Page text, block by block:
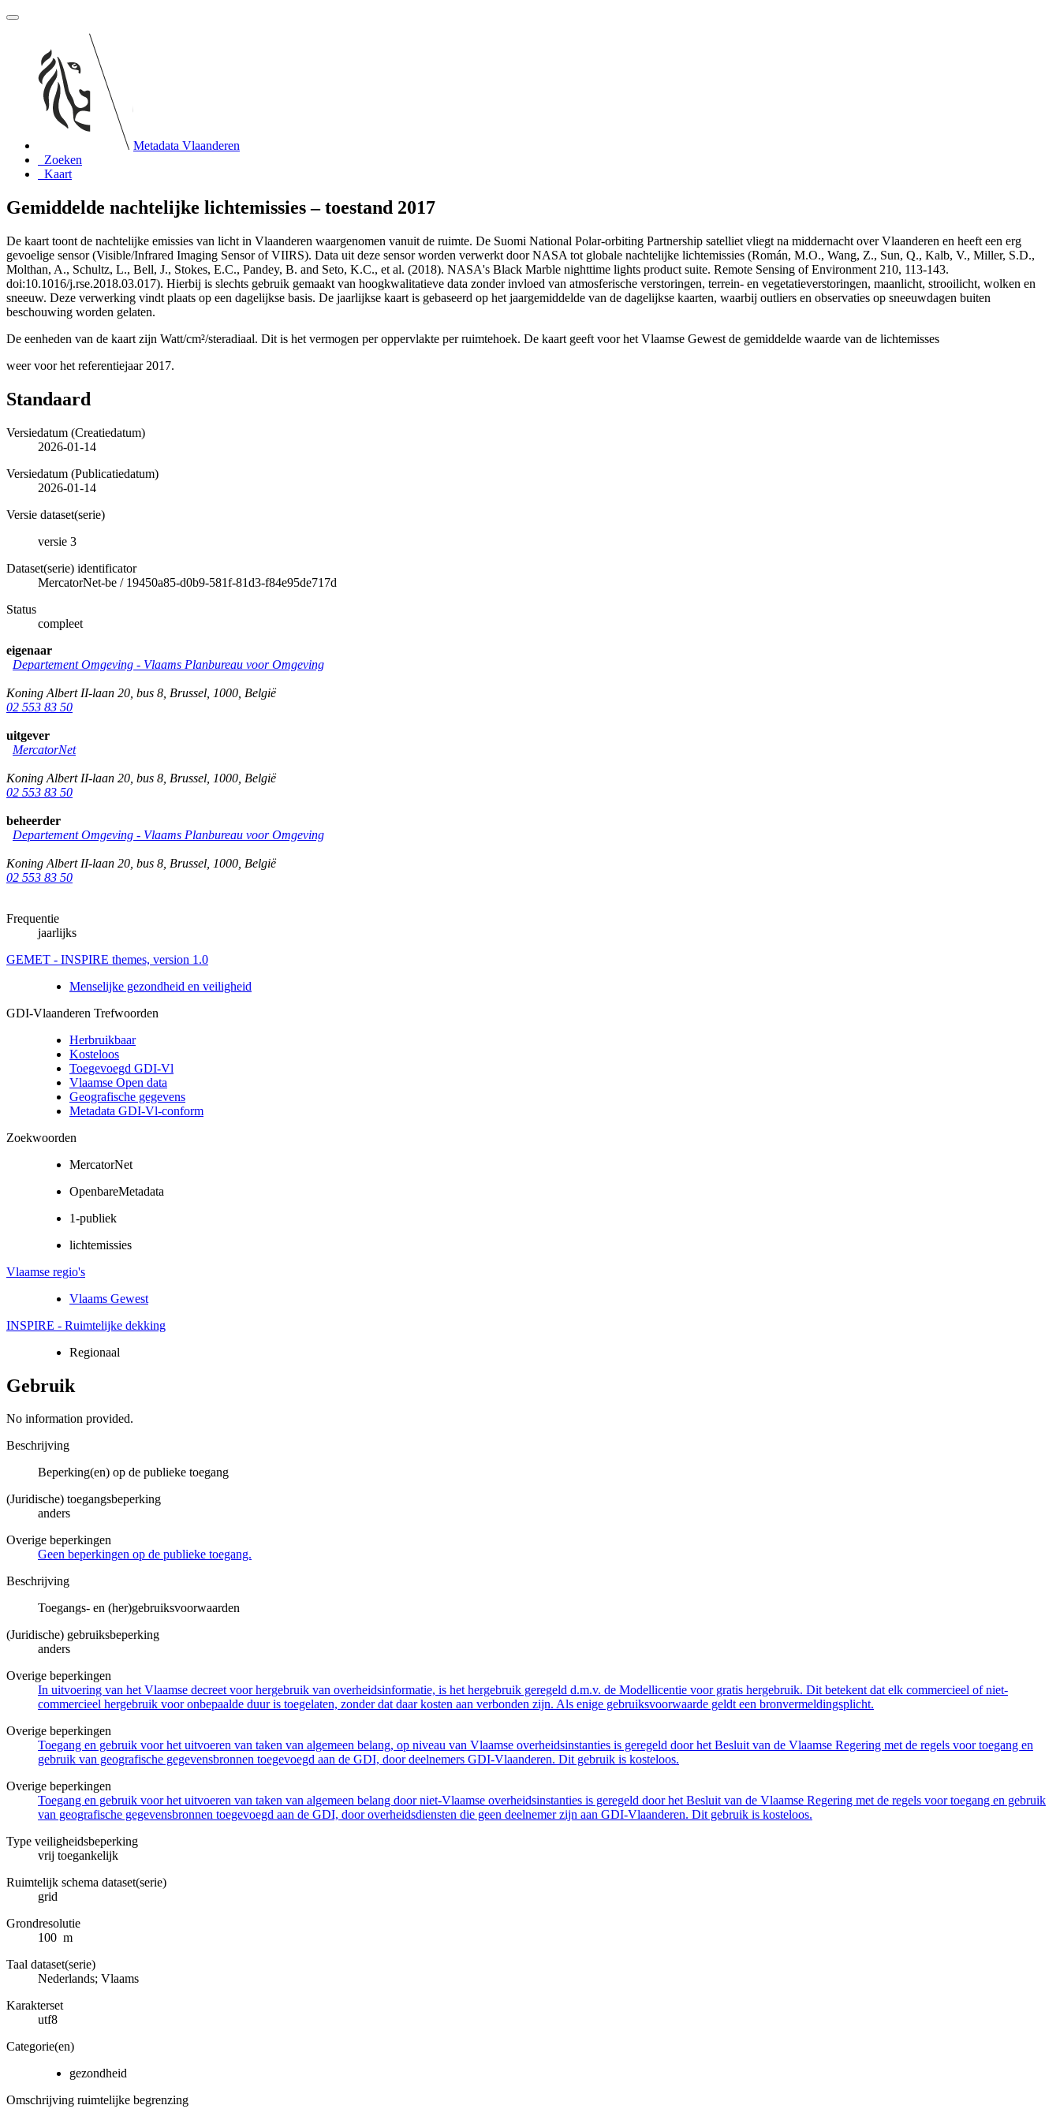
Metadata Vlaanderen
Zoeken
Kaart
Gemiddelde nachtelijke lichtemissies – toestand 2017
De kaart toont de nachtelijke emissies van licht in Vlaanderen waargenomen vanuit de ruimte. De Suomi National Polar-orbiting Partnership satelliet vliegt na middernacht over Vlaanderen en heeft een erg
gevoelige sensor (Visible/Infrared Imaging Sensor of VIIRS). Data uit deze sensor worden verwerkt door NASA tot globale nachtelijke lichtemissies (Román, M.O., Wang, Z., Sun, Q., Kalb, V., Miller, S.D.,
Molthan, A., Schultz, L., Bell, J., Stokes, E.C., Pandey, B. and Seto, K.C., et al. (2018). NASA's Black Marble nighttime lights product suite. Remote Sensing of Environment 210, 113-143.
doi:10.1016/j.rse.2018.03.017). Hierbij is slechts gebruik gemaakt van hoogkwalitatieve data zonder invloed van atmosferische verstoringen, terrein- en vegetatieverstoringen, maanlicht, strooilicht, wolken en
sneeuw. Deze verwerking vindt plaats op een dagelijkse basis. De jaarlijkse kaart is gebaseerd op het jaargemiddelde van de dagelijkse kaarten, waarbij outliers en observaties op sneeuwdagen buiten
beschouwing worden gelaten.
De eenheden van de kaart zijn Watt/cm²/steradiaal. Dit is het vermogen per oppervlakte per ruimtehoek. De kaart geeft voor het Vlaamse Gewest de gemiddelde waarde van de lichtemisses
weer voor het referentiejaar 2017.
Standaard
Versiedatum (Creatiedatum)
2026-01-14
Versiedatum (Publicatiedatum)
2026-01-14
Versie dataset(serie)
versie 3
Dataset(serie) identificator
MercatorNet-be / 19450a85-d0b9-581f-81d3-f84e95de717d
Status
compleet
eigenaar
Departement Omgeving - Vlaams Planbureau voor Omgeving
Koning Albert II-laan 20, bus 8 Brussel 1000 België
02 553 83 50
uitgever
MercatorNet
Koning Albert II-laan 20, bus 8 Brussel 1000 België
02 553 83 50
beheerder
Departement Omgeving - Vlaams Planbureau voor Omgeving
Koning Albert II-laan 20, bus 8 Brussel 1000 België
02 553 83 50
Frequentie
jaarlijks
GEMET - INSPIRE themes, version 1.0
Menselijke gezondheid en veiligheid
GDI-Vlaanderen Trefwoorden
Herbruikbaar
Kosteloos
Toegevoegd GDI-Vl
Vlaamse Open data
Geografische gegevens
Metadata GDI-Vl-conform
Zoekwoorden
MercatorNet
OpenbareMetadata
1-publiek
lichtemissies
Vlaamse regio's
Vlaams Gewest
INSPIRE - Ruimtelijke dekking
Regionaal
Gebruik
No information provided.
Beschrijving
Beperking(en) op de publieke toegang
(Juridische) toegangsbeperking
anders
Overige beperkingen
Geen beperkingen op de publieke toegang.
Beschrijving
Toegangs- en (her)gebruiksvoorwaarden
(Juridische) gebruiksbeperking
anders
Overige beperkingen
In uitvoering van het Vlaamse decreet voor hergebruik van overheidsinformatie, is het hergebruik geregeld d.m.v. de Modellicentie voor gratis hergebruik. Dit betekent dat elk commercieel of niet-
commercieel hergebruik voor onbepaalde duur is toegelaten, zonder dat daar kosten aan verbonden zijn. Als enige gebruiksvoorwaarde geldt een bronvermeldingsplicht.
Overige beperkingen
Toegang en gebruik voor het uitvoeren van taken van algemeen belang, op niveau van Vlaamse overheidsinstanties is geregeld door het Besluit van de Vlaamse Regering met de regels voor toegang en
gebruik van geografische gegevensbronnen toegevoegd aan de GDI, door deelnemers GDI-Vlaanderen. Dit gebruik is kosteloos.
Overige beperkingen
Toegang en gebruik voor het uitvoeren van taken van algemeen belang door niet-Vlaamse overheidsinstanties is geregeld door het Besluit van de Vlaamse Regering met de regels voor toegang en gebruik
van geografische gegevensbronnen toegevoegd aan de GDI, door overheidsdiensten die geen deelnemer zijn aan GDI-Vlaanderen. Dit gebruik is kosteloos.
Type veiligheidsbeperking
vrij toegankelijk
Ruimtelijk schema dataset(serie)
grid
Grondresolutie
100 m
Taal dataset(serie)
Nederlands; Vlaams
Karakterset
utf8
Categorie(en)
gezondheid
Omschrijving ruimtelijke begrenzing